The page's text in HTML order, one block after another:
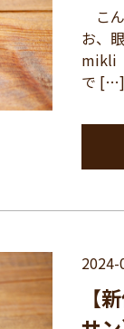
こ
お、
mikli
で […]
2024-
【